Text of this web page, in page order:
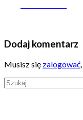
Dodaj komentarz
Musisz się zalogować
Szukaj: